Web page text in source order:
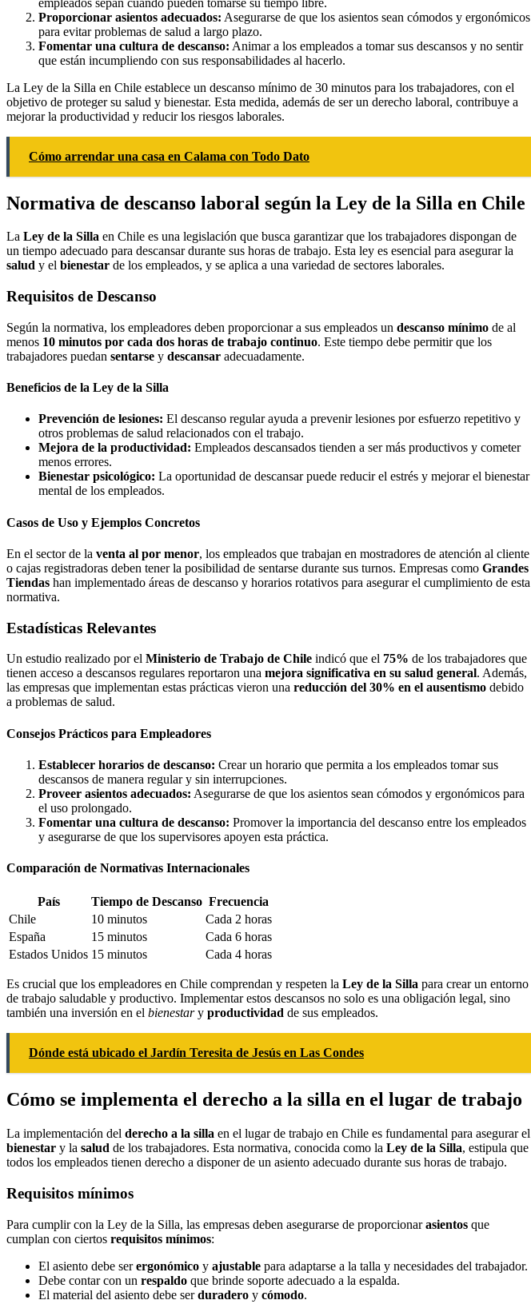
Proporcionar asientos adecuados: Asegurarse de que los asientos sean cómodos y ergonómicos
para evitar problemas de salud a largo plazo.
Fomentar una cultura de descanso: Animar a los empleados a tomar sus descansos y no sentir
que están incumpliendo con sus responsabilidades al hacerlo.
La Ley de la Silla en Chile establece un descanso mínimo de 30 minutos para los trabajadores, con el
objetivo de proteger su salud y bienestar. Esta medida, además de ser un derecho laboral, contribuye a
mejorar la productividad y reducir los riesgos laborales.
Cómo arrendar una casa en Calama con Todo Dato
Normativa de descanso laboral según la Ley de la Silla en Chile
La Ley de la Silla en Chile es una legislación que busca garantizar que los trabajadores dispongan de
un tiempo adecuado para descansar durante sus horas de trabajo. Esta ley es esencial para asegurar la
salud y el bienestar de los empleados, y se aplica a una variedad de sectores laborales.
Requisitos de Descanso
Según la normativa, los empleadores deben proporcionar a sus empleados un descanso mínimo de al
menos 10 minutos por cada dos horas de trabajo continuo. Este tiempo debe permitir que los
trabajadores puedan sentarse y descansar adecuadamente.
Beneficios de la Ley de la Silla
Prevención de lesiones: El descanso regular ayuda a prevenir lesiones por esfuerzo repetitivo y
otros problemas de salud relacionados con el trabajo.
Mejora de la productividad: Empleados descansados tienden a ser más productivos y cometer
menos errores.
Bienestar psicológico: La oportunidad de descansar puede reducir el estrés y mejorar el bienestar
mental de los empleados.
Casos de Uso y Ejemplos Concretos
En el sector de la venta al por menor, los empleados que trabajan en mostradores de atención al cliente
o cajas registradoras deben tener la posibilidad de sentarse durante sus turnos. Empresas como Grandes
Tiendas han implementado áreas de descanso y horarios rotativos para asegurar el cumplimiento de esta
normativa.
Estadísticas Relevantes
Un estudio realizado por el Ministerio de Trabajo de Chile indicó que el 75% de los trabajadores que
tienen acceso a descansos regulares reportaron una mejora significativa en su salud general. Además,
las empresas que implementan estas prácticas vieron una reducción del 30% en el ausentismo debido
a problemas de salud.
Consejos Prácticos para Empleadores
Establecer horarios de descanso: Crear un horario que permita a los empleados tomar sus
descansos de manera regular y sin interrupciones.
Proveer asientos adecuados: Asegurarse de que los asientos sean cómodos y ergonómicos para
el uso prolongado.
Fomentar una cultura de descanso: Promover la importancia del descanso entre los empleados
y asegurarse de que los supervisores apoyen esta práctica.
Comparación de Normativas Internacionales
País Tiempo de Descanso Frecuencia
Chile
10 minutos
Cada 2 horas
España
15 minutos
Cada 6 horas
Estados Unidos 15 minutos Cada 4 horas
Es crucial que los empleadores en Chile comprendan y respeten la Ley de la Silla para crear un entorno
de trabajo saludable y productivo. Implementar estos descansos no solo es una obligación legal, sino
también una inversión en el bienestary productividad de sus empleados.
Dónde está ubicado el Jardín Teresita de Jesús en Las Condes
Cómo se implementa el derecho a la silla en el lugar de trabajo
La implementación del derecho a la silla en el lugar de trabajo en Chile es fundamental para asegurar el
bienestar y la salud de los trabajadores. Esta normativa, conocida como la Ley de la Silla, estipula que
todos los empleados tienen derecho a disponer de un asiento adecuado durante sus horas de trabajo.
Requisitos mínimos
Para cumplir con la Ley de la Silla, las empresas deben asegurarse de proporcionarasientos que
cumplan con ciertos requisitos mínimos:
El asiento debe serergonómico y ajustable para adaptarse a la talla y necesidades del trabajador.
Debe contar con un respaldo que brinde soporte adecuado a la espalda.
El material del asiento debe serduradero y cómodo.